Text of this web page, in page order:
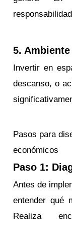
5.
Invertir en
descanso, o
Pasos para
económicos
Paso 1:
Antes de
entender qué
Realiza